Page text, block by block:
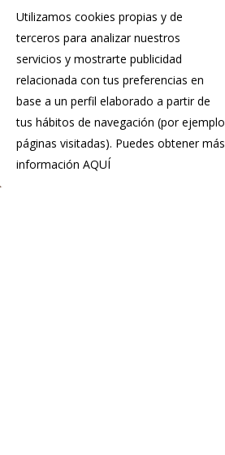
¿HABLAMOS?
Utilizamos cookies propias y de
terceros para analizar nuestros
servicios y mostrarte publicidad
relacionada con tus preferencias en
base a un perfil elaborado a partir de
tus hábitos de navegación (por ejemplo
páginas visitadas). Puedes obtener más
información AQUÍ